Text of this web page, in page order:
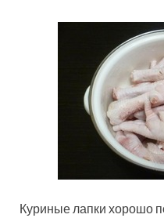
Куриные лапки хорошо